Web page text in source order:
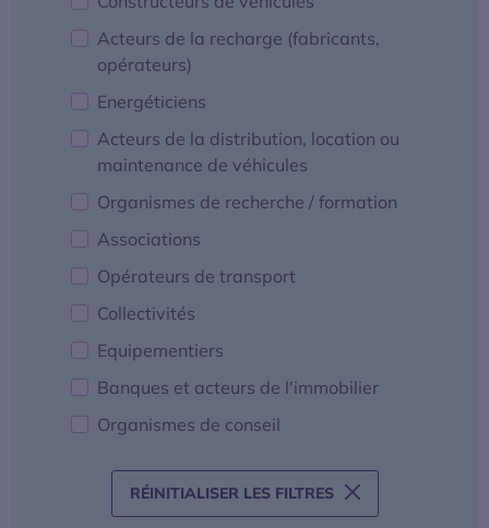
Acteurs de la recharge (fabricants,
opérateurs)
Energéticiens
Acteurs de la distribution, location ou
maintenance de véhicules
Organismes de recherche / formation
Associations
Opérateurs de transport
Collectivités
Equipementiers
Banques et acteurs de l'immobilier
Organismes de conseil
RÉINITIALISER LES FILTRES